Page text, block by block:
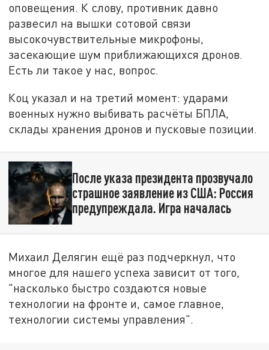
оповещения. К слову, противник давно
развесил на вышки сотовой связи
высокочувствительные микрофоны,
засекающие шум приближающихся дронов.
Есть ли такое у нас, вопрос.
Коц указал и на третий момент: ударами
военных нужно выбивать расчёты БПЛА,
склады хранения дронов и пусковые позиции.
После указа президента прозвучало
страшное заявление из США: Россия
предупреждала. Игра началась
Михаил Делягин ещё раз подчеркнул, что
многое для нашего успеха зависит от того,
"насколько быстро создаются новые
технологии на фронте и, самое главное,
технологии системы управления".